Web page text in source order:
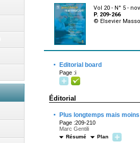
Vol 20 - N° 5 -
P. 209-266
© Elsevier
· Editorial board
Page :i
Éditorial
· Plus longtemps mais
Page :209-210
Marc Gentili
Résumé Plan